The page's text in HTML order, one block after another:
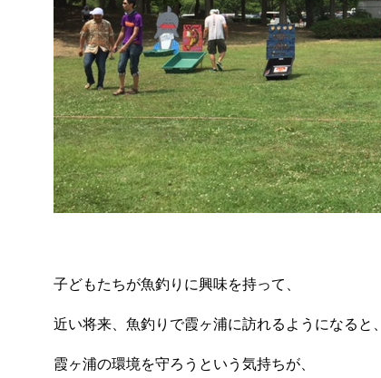
子どもたちが魚釣りに興味を持って、
近い将来、魚釣りで霞ヶ浦に訪れるようになると、
霞ヶ浦の環境を守ろうという気持ちが、